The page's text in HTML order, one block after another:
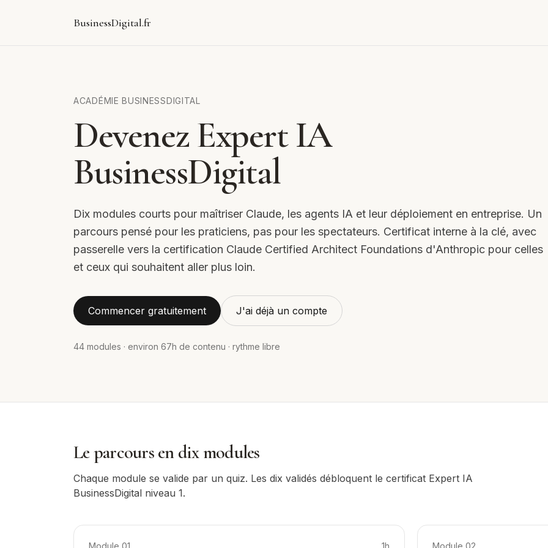
BusinessDigital.fr
ACADÉMIE BUSINESSDIGITAL
Devenez Expert IA
BusinessDigital
Dix modules courts pour maîtriser Claude, les agents IA et leur déploiement en entreprise. Un
parcours pensé pour les praticiens, pas pour les spectateurs. Certificat interne à la clé, avec
passerelle vers la certification Claude Certified Architect Foundations d'Anthropic pour celles
et ceux qui souhaitent aller plus loin.
Commencer gratuitement J'ai déjà un compte
44 modules · environ 67h de contenu · rythme libre
Le parcours en dix modules
Chaque module se valide par un quiz. Les dix validés débloquent le certificat Expert IA
BusinessDigital niveau 1.
Module 01 1h Module 02